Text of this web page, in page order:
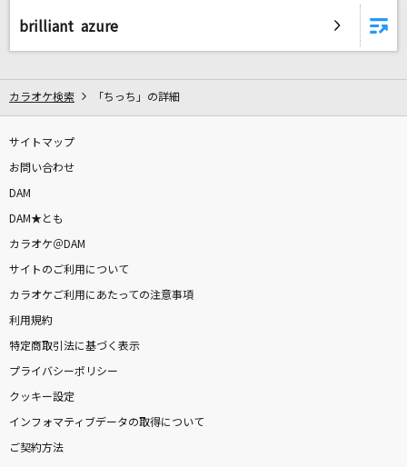
リアルタイムで歌われている曲の一覧
ano & 粗品
別れても好きな人
[生音]アカシア
BUMP OF CHICKEN
TEENAGE RIOT
米津玄師
[生音]KissHug
brilliant azure
カラオケ検索 「ちっち」の詳細
サイトマップ
お問い合わせ
DAM
DAM★とも
カラオケ＠DAM
サイトのご利用について
カラオケご利用にあたっての注意事項
利用規約
特定商取引法に基づく表示
プライバシーポリシー
クッキー設定
インフォマティブデータの取得について
ご契約方法